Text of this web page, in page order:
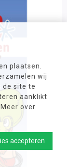
plaatsen.
wij
de site te
aanklikt
over
accepteren